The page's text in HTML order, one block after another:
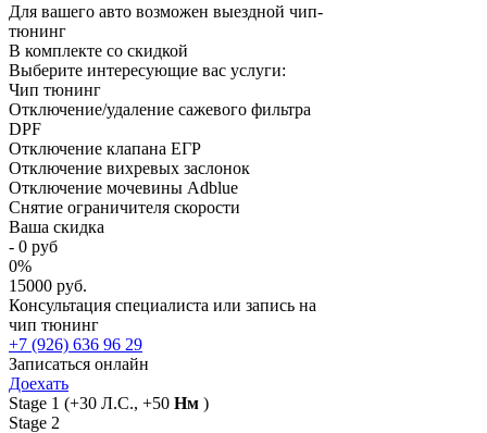
Для вашего авто возможен выездной чип-
тюнинг
В комплекте со скидкой
Выберите интересующие вас услуги:
Чип тюнинг
Отключение/удаление сажевого фильтра
DPF
Отключение клапана ЕГР
Отключение вихревых заслонок
Отключение мочевины Adblue
Снятие ограничителя скорости
Ваша скидка
- 0 руб
0%
15000 руб.
Консультация специалиста или запись на
чип тюнинг
+7 (926) 636 96 29
Записаться онлайн
Доехать
Stage 1 (+30 Л.С., +50 Нм )
Stage 2